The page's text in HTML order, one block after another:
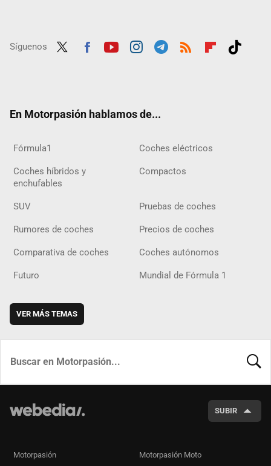
Síguenos
En Motorpasión hablamos de...
Fórmula1 Coches eléctricos
Coches híbridos y
enchufables
Compactos
SUV Pruebas de coches
Rumores de coches Precios de coches
Comparativa de coches Coches autónomos
Futuro Mundial de Fórmula 1
VER MÁS TEMAS
SUBIR
Motorpasión Motorpasión Moto